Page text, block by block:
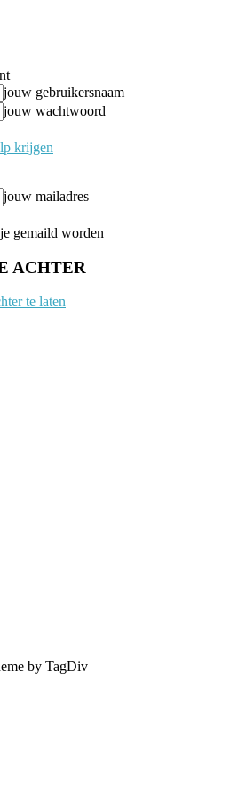
jouw gebruikersnaam
jouw wachtwoord
krijgen
jouw mailadres
gemaild worden
ACHTER
te laten
by TagDiv